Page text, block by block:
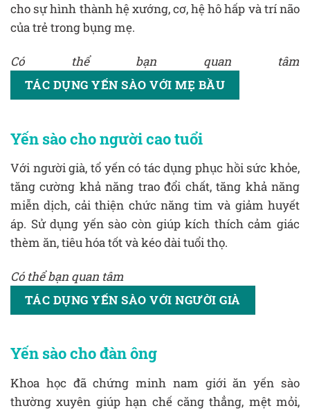
cho sự hình thành hệ xướng, cơ, hệ hô hấp và trí não
của trẻ trong bụng mẹ.
Có thể bạn quan tâm
TÁC DỤNG YẾN SÀO VỚI MẸ BẦU
Yến sào cho người cao tuổi
Với người già, tổ yến có tác dụng phục hồi sức khỏe,
tăng cường khả năng trao đổi chất, tăng khả năng
miễn dịch, cải thiện chức năng tim và giảm huyết
áp. Sử dụng yến sào còn giúp kích thích cảm giác
thèm ăn, tiêu hóa tốt và kéo dài tuổi thọ.
Có thể bạn quan tâm
TÁC DỤNG YẾN SÀO VỚI NGƯỜI GIÀ
Yến sào cho đàn ông
Khoa học đã chứng minh nam giới ăn yến sào
thường xuyên giúp hạn chế căng thẳng, mệt mỏi,